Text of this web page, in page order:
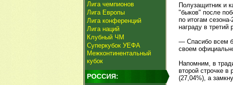
Лига чемпионов
Лига Европы
Лига конференций
Лига наций
Клубный ЧМ
Суперкубок УЕФА
Межконтинентальный
кубок
РОССИЯ:
Полузащитник и
"быков" после
по итогам
награду в третий
— Спасибо всем
своем
Напомним, в
второй строчке в
(27,04%), а